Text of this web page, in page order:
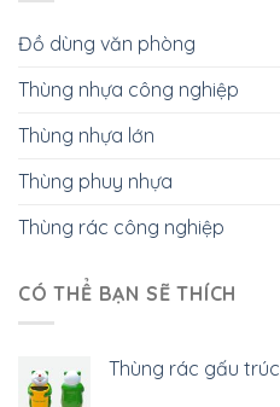
Đồ dùng văn phòng
Thùng nhựa công nghiệp
Thùng nhựa lớn
Thùng phuy nhựa
Thùng rác công nghiệp
CÓ THỂ BẠN SẼ THÍCH
Thùng rác gấu trúc